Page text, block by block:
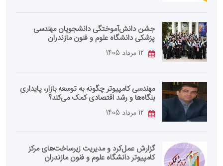
جشن دانش‌آموختگی دانشجویان مهندسی
پزشکی دانشگاه علوم و فنون مازندران
مهندسی کامپیوتر چگونه به توسعه بازار، پایداری
بنگاه‌ها و رشد اقتصادی کمک می‌کند؟
گزارش عمل‌کرد و مدیریت زیرساخت‌های مرکز
کامپیوتر دانشگاه علوم و فنون مازندران